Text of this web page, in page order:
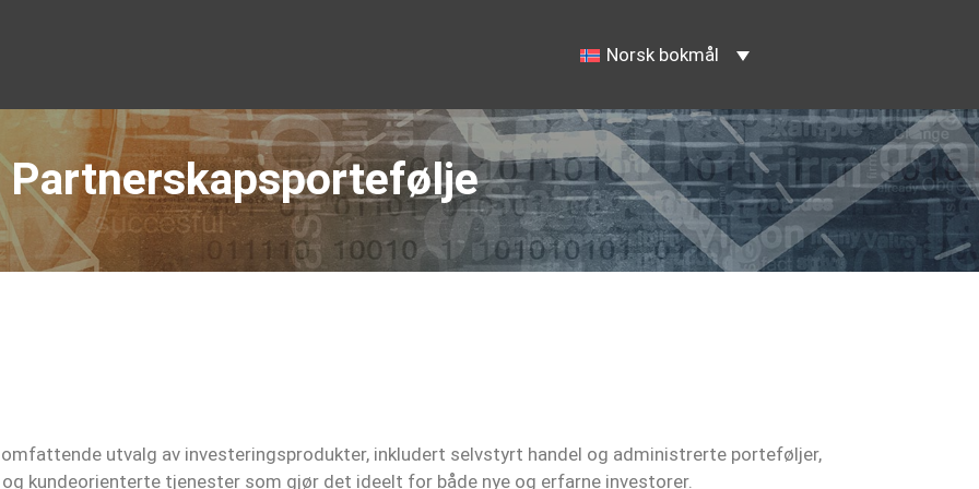
Norsk bokmål
Partnerskapsportefølje
utvalg av investeringsprodukter, inkludert selvstyrt handel og administrerte porteføljer,
kundeorienterte tjenester som gjør det ideelt for både nye og erfarne investorer.